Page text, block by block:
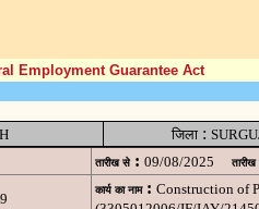
Employment Guarantee Act
जिला :
तारीख से : 09/08/2025 तारीख
कार्य का नाम : Construction of